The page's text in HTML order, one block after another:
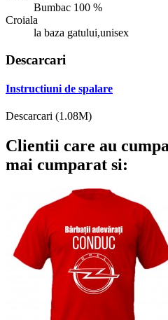
Bumbac 100 %
Croiala
la baza gatului,unisex
Descarcari
Instructiuni de spalare
Descarcari (1.08M)
Clientii care au
mai cumparat si: